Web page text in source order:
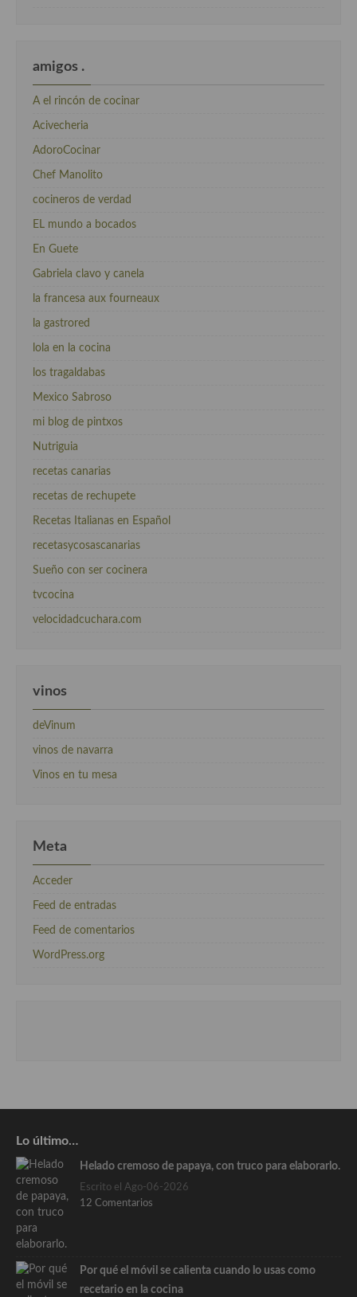
amigos .
A el rincón de cocinar
Acivecheria
AdoroCocinar
Chef Manolito
cocineros de verdad
EL mundo a bocados
En Guete
Gabriela clavo y canela
la francesa aux fourneaux
la gastrored
lola en la cocina
los tragaldabas
Mexico Sabroso
mi blog de pintxos
Nutriguia
recetas canarias
recetas de rechupete
Recetas Italianas en Español
recetasycosascanarias
Sueño con ser cocinera
tvcocina
velocidadcuchara.com
vinos
deVinum
vinos de navarra
Vinos en tu mesa
Meta
Acceder
Feed de entradas
Feed de comentarios
WordPress.org
Lo último…
Helado cremoso de papaya, con truco para elaborarlo.
Escrito el Ago-06-2026
12 Comentarios
Por qué el móvil se calienta cuando lo usas como
recetario en la cocina